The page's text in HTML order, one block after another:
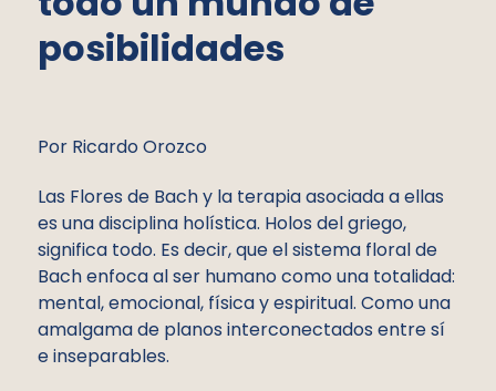
posibilidades
Por Ricardo Orozco
Las Flores de Bach y la terapia asociada a ellas
es una disciplina holística. Holos del griego,
significa todo. Es decir, que el sistema floral de
Bach enfoca al ser humano como una totalidad:
mental, emocional, física y espiritual. Como una
amalgama de planos interconectados entre sí
e inseparables.